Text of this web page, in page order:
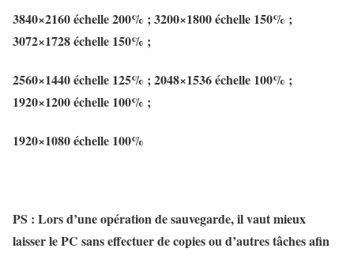
3840×2160 échelle 200% ; 3200×1800 échelle 150% ;
3072×1728 échelle 150% ;
2560×1440 échelle 125% ; 2048×1536 échelle 100% ;
1920×1200 échelle 100% ;
1920×1080 échelle 100%
PS : Lors d’une opération de sauvegarde, il vaut mieux
laisser le PC sans effectuer de copies ou d’autres tâches afin